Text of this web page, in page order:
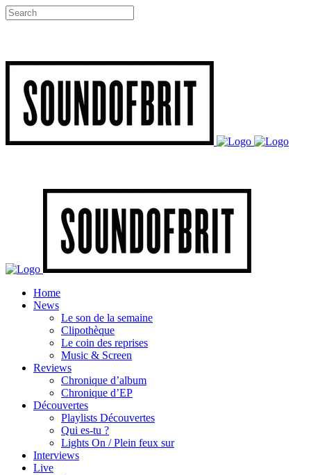
Home
News
Le son de la semaine
Clipothèque
Le coin des reprises
Music & Screen
Reviews
Chronique d’album
Chronique d’EP
Découvertes
Playlists Découvertes
Qui es-tu ?
Lights On / Plein feux sur
Interviews
Live